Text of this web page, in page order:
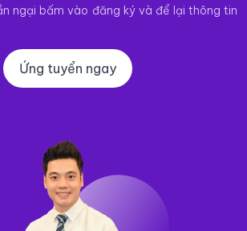
ngại bấm vào đăng ký và để lại thông tin
Ứng tuyển ngay